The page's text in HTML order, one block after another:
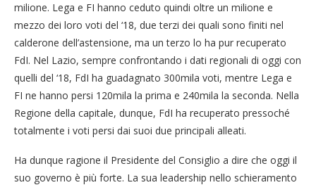
milione. Lega e FI hanno ceduto quindi oltre un milione e
mezzo dei loro voti del ‘18, due terzi dei quali sono finiti nel
calderone dell’astensione, ma un terzo lo ha pur recuperato
FdI. Nel Lazio, sempre confrontando i dati regionali di oggi con
quelli del ‘18, FdI ha guadagnato 300mila voti, mentre Lega e
FI ne hanno persi 120mila la prima e 240mila la seconda. Nella
Regione della capitale, dunque, FdI ha recuperato pressoché
totalmente i voti persi dai suoi due principali alleati.
Ha dunque ragione il Presidente del Consiglio a dire che oggi il
suo governo è più forte. La sua leadership nello schieramento